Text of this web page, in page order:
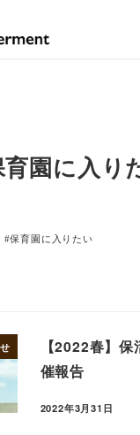
育園に入り
#保育園に入りたい
【2022春】
催報告
2022年3月31日